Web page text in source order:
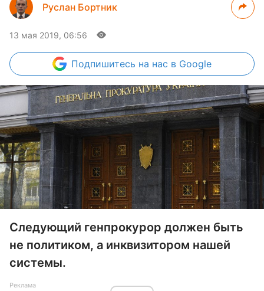
Руслан Бортник
13 мая 2019, 06:56
Подпишитесь на нас в Google
Следующий генпрокурор должен быть
не политиком, а инквизитором нашей
системы.
Реклама